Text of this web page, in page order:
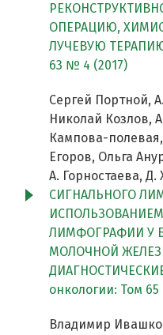
ОПЕРАЦИЮ,
ЛУЧЕВУЮ
63 № 4 (2017)
Сергей Портной,
Николай Козлов,
Кампова-
Егоров, Ольга
А. Горностаева, Д.
СИГНАЛЬНОГО
ЛИМФОГРАФИИ У
МОЛОЧНОЙ
онкологии: Том
Владимир